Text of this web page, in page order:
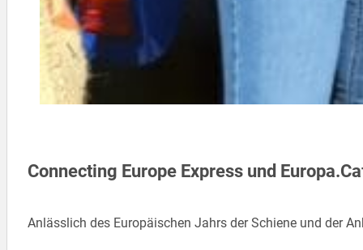
Connecting Europe Express und
Anlässlich des Europäischen Jahrs der Schiene und der